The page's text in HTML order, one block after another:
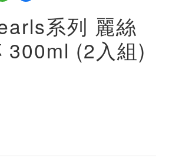
系列 麗絲
300ml (2入組)